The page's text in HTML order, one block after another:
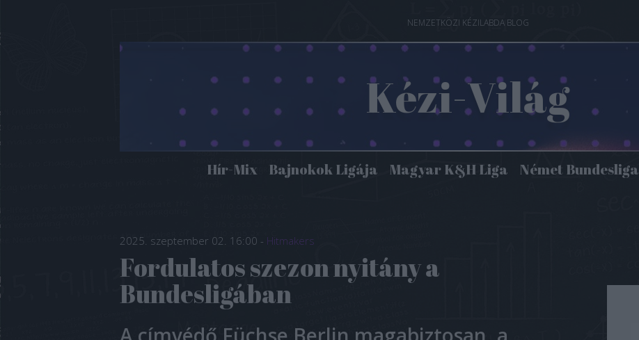
NEMZETKÖZI KÉZILABDA BLOG
Kézi-Világ
Hír-Mix Bajnokok Ligája Magyar K&H Liga Német Bundesliga
2025. szeptember 02. 16:00 - Hitmakers
Fordulatos szezon nyitány a
Bundesligában